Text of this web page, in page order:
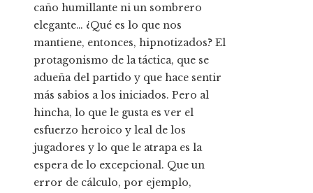
caño humillante ni un sombrero
elegante… ¿Qué es lo que nos
mantiene, entonces, hipnotizados? El
protagonismo de la táctica, que se
adueña del partido y que hace sentir
más sabios a los iniciados. Pero al
hincha, lo que le gusta es ver el
esfuerzo heroico y leal de los
jugadores y lo que le atrapa es la
espera de lo excepcional. Que un
error de cálculo, por ejemplo,